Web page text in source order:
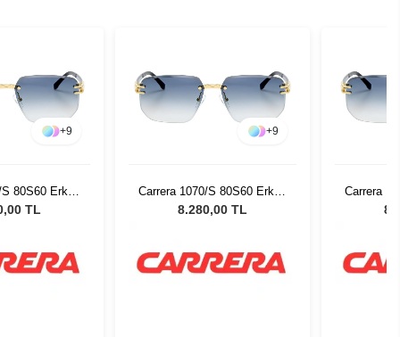
+9
80S60 Erkek
Gözlüğü
TL
+9
Carrera 1070/S 80S60 Erkek
Güneş Gözlüğü
8.280,00 TL
Carrera